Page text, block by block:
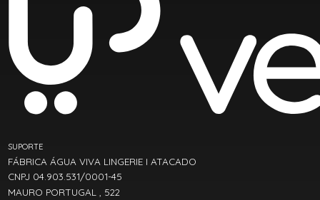
SUPORTE
FÁBRICA ÁGUA VIVA LINGERIE I ATACADO
CNPJ 04.903.531/0001-45
MAURO PORTUGAL , 522